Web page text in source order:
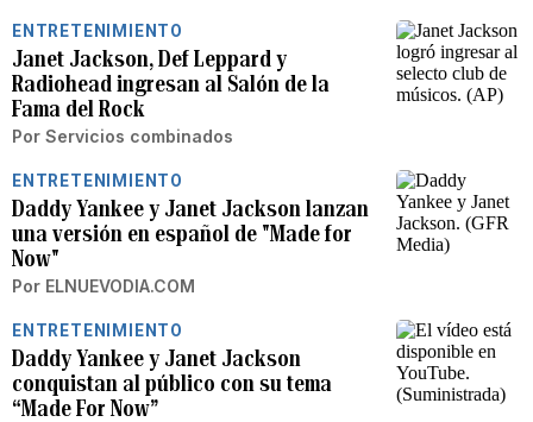
ENTRETENIMIENTO
Janet Jackson, Def Leppard y
Radiohead ingresan al Salón de la
Fama del Rock
Por Servicios combinados
ENTRETENIMIENTO
Daddy Yankee y Janet Jackson lanzan
una versión en español de "Made for
Now"
Por ELNUEVODIA.COM
ENTRETENIMIENTO
Daddy Yankee y Janet Jackson
conquistan al público con su tema
“Made For Now”